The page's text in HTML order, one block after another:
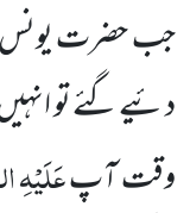
جب حضرت یونس
دئیے گئے تو
وقت آپعَلَیْہِ